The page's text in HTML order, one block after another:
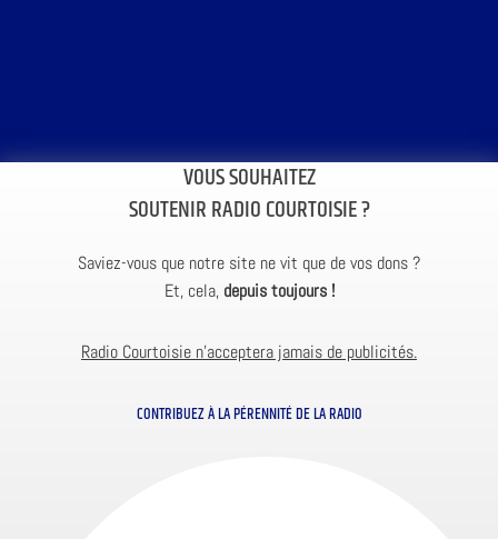
VOUS SOUHAITEZ
SOUTENIR RADIO COURTOISIE ?
Saviez-vous que notre site ne vit que de vos dons ?
Et, cela, depuis toujours !
Radio Courtoisie n’acceptera jamais de publicités.
CONTRIBUEZ À LA PÉRENNITÉ DE LA RADIO